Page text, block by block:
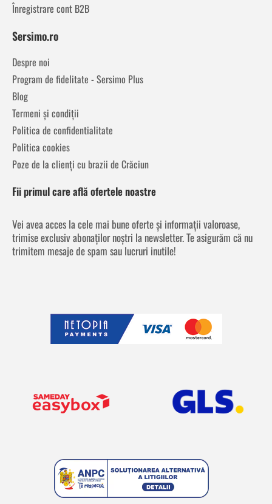
Înregistrare cont B2B
Sersimo.ro
Despre noi
Program de fidelitate - Sersimo Plus
Blog
Termeni și condiții
Politica de confidentialitate
Politica cookies
Poze de la clienți cu brazii de Crăciun
Fii primul care află ofertele noastre
Vei avea acces la cele mai bune oferte și informații valoroase,
trimise exclusiv abonaților noștri la newsletter. Te asigurăm că nu
trimitem mesaje de spam sau lucruri inutile!